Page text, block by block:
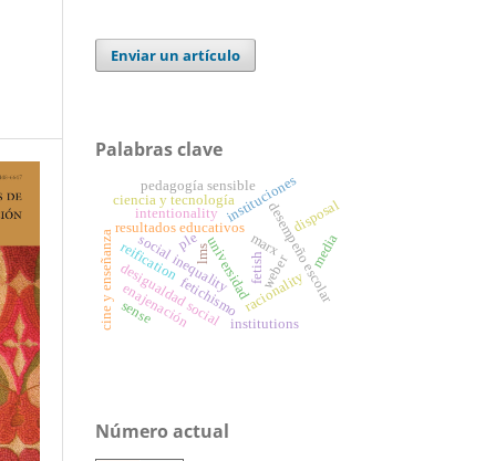
Enviar un artículo
Palabras clave
universidad
fetichismo
resultados educativos desempeño escolar
social inequality
desigualdad social racionality
weber
institutions
instituciones
fetish
disposal
reification
enajenación
marx media
cine y enseñanza
ciencia y tecnología
ple
lms
pedagogía sensible
intentionality
sense
Número actual